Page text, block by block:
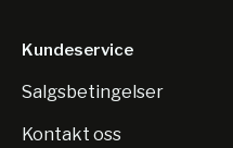
Kundeservice
Salgsbetingelser
Kontakt oss